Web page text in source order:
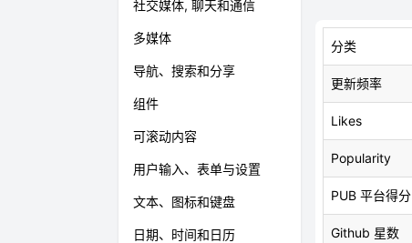
社交媒体, 聊天和通信
多媒体
导航、搜索和分享
组件
可滚动内容
用户输入、表单与设置
文本、图标和键盘
日期、时间和日历
分类
更新频率
Likes
Popularity
PUB 平台得分
Github 星数